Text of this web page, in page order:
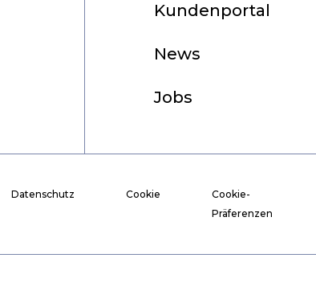
Kundenportal
News
Jobs
Datenschutz Cookie
Cookie-
Präferenzen